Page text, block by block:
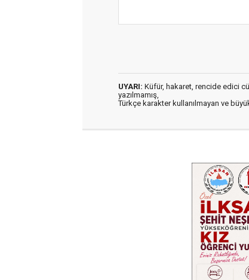
UYARI: Küfür, hakaret, rencide edici
yazılmamış,
Türkçe karakter kullanılmayan ve